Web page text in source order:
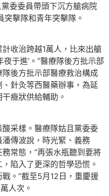
委委員帶頭下沉方艙病院
擊隊和青年突擊隊。
收治跨越1萬人，比來出艙
于進’。”醫療隊後方批示部
後方批示部醫療救治構成
針灸等西醫藥辦事，為延
癥狀供給輔助。
采樣。醫療隊姑且黨委委
傳波說，時光緊、義務
常態，“再張水瓶聽到要將
陷入了更深的哲學恐慌。
。”截至5月12日，重慶援
人次。